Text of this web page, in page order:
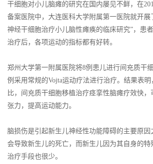
干细胞对小儿脑瘫的研究在国内屡见不鲜，在
备案医院中，大连医科大学附属第一医院就开展
神经干细胞治疗小儿脑性瘫痪的临床研究”，患
治疗后，各项运动的指标都有好转。
郑州大学第一附属医院将8例患儿进行间充质干
例采用常规的Vojta运动疗法进行治疗。结果表明
比，间充质干细胞移植治疗痉挛性脑瘫疗效快
张力，提高运动能力。
脑损伤是引起新生儿神经性功能障碍的主要原因
会导致新生儿的死亡，而新生儿因为其自身的特
治疗手段也很少。